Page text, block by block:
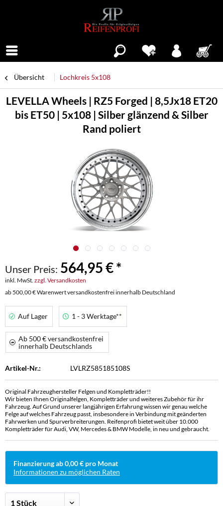
Übersicht Lochkreis 5x108
LEVELLA Wheels | RZ5 Forged | 8,5Jx18 ET20
bis ET50 | 5x108 | Silber glänzend & Silber
Rand poliert
Unser Preis: 564,95 € *
inkl. MwSt. zzgl. Versandkosten
ab 500,00 € Warenwert versandkostenfrei innerhalb Deutschland
Auf Lager 1 - 3 Werktage**
Ab 500 € versandkostenfrei
innerhalb Deutschlands
Artikel-Nr.: LVLRZ585185108S
Original Fahrzeughersteller Felgen und Kompletträder!!
Wir bieten Ihnen Originalfelgen, Kompletträder und weiteres Zubehör für ihr
Fahrzeug. Auf Grund unserer langjährigen Erfahrung wissen wir genau welche
Felge auf welches Fahrzeug passt, insbesondere in Verbindung mit geänderten
Fahrwerken und Spurverbreiterungen. Reifenprofi bietet weit über 10.000
Kompletträder für Audi, VW, Mercedes & BMW Modelle, in neu und gebraucht.
Finanzierung ab 0,00 € pro Monat
Informationen zu möglichen Raten